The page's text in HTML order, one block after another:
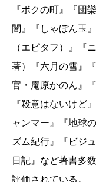
『ボクの町』『団
闇』『しゃぼん玉
（エピタフ）』『
著）『六月の雪』
官・庵原かのん』
『殺意はないけど
ャンマー』『地球
ズム紀行』『ビジ
日記』など著書多
評価されている。